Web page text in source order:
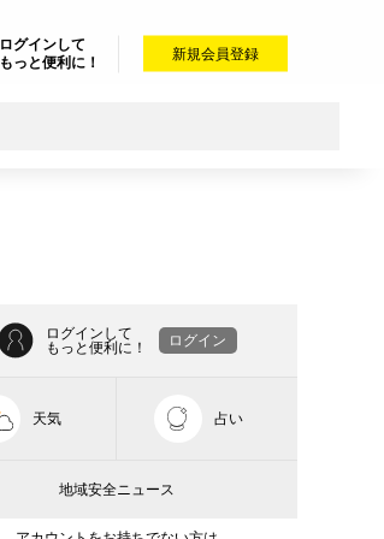
ログインして
もっと便利に！
新規会員登録
ログインして
もっと便利に！
ログイン
天気 占い
地域安全ニュース